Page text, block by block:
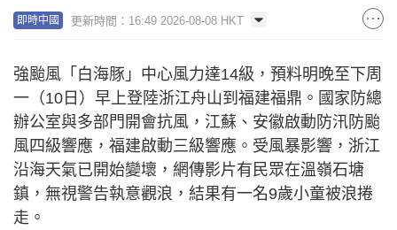
即時中國 更新時間：16:49 2026-08-08 HKT
強颱風「白海豚」中心風力達14級，預料明晚至下周
一（10日）早上登陸浙江舟山到福建福鼎。國家防總
辦公室與多部門開會抗風，江蘇、安徽啟動防汛防颱
風四級響應，福建啟動三級響應。受風暴影響，浙江
沿海天氣已開始變壞，網傳影片有民眾在溫嶺石塘
鎮，無視警告執意觀浪，結果有一名9歲小童被浪捲
走。